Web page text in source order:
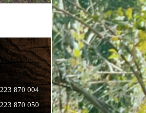
223 870 004
223 870 050